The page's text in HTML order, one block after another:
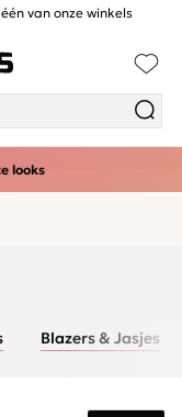
van onze winkels
looks
Blazers & Jasjes